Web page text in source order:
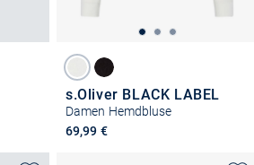
s.Oliver BLACK LABEL
Damen Hemdbluse
69,99 €